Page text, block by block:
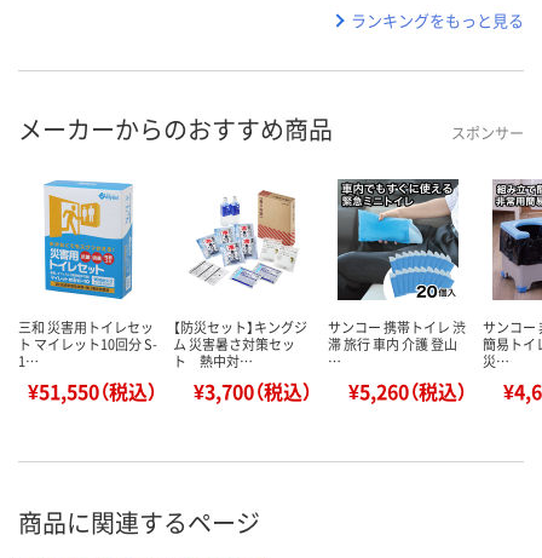
ランキングをもっと見る
メーカーからのおすすめ商品 スポンサー
三和 災害用トイレセッ
ト マイレット10回分 S-
1…
¥51,550（税込）
【防災セット】キングジ
ム 災害暑さ対策セッ
ト 熱中対…
¥3,700（税込）
サンコー 携帯トイレ 渋
滞 旅行 車内 介護 登山
…
¥5,260（税込）
サンコー
簡易トイ
災…
商品に関連するページ